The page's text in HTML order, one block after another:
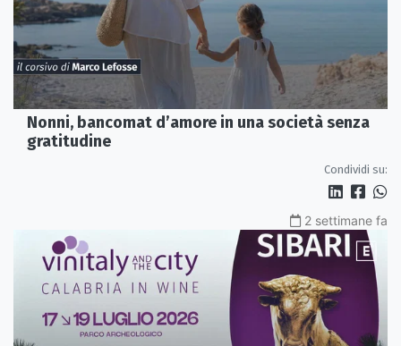
Nonni, bancomat d’amore in una società senza
gratitudine
Condividi su:
2 settimane fa